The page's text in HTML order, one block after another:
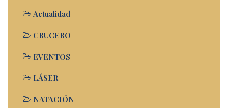
Actualidad
CRUCERO
EVENTOS
LÁSER
NATACIÓN